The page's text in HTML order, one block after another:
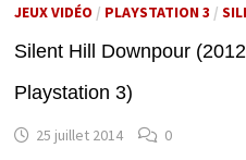
JEUX VIDÉO / PLAYSTATION 3 /
Silent Hill Downpour
Playstation 3)
25 juillet 2014 0